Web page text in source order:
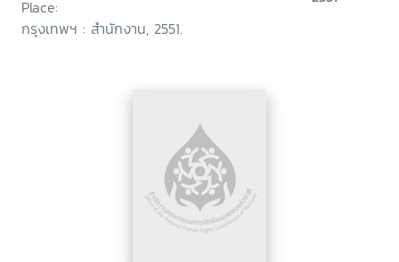
Place:
กรุงเทพฯ : สำนักงาน, 2551.